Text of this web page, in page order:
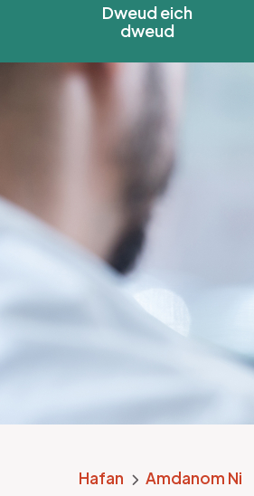
Dweud eich
dweud
Breadcrumb
Hafan Amdanom Ni